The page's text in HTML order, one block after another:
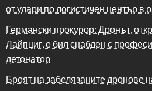
от удари по логистичен център в
Германски прокурор: Дронът,
Лайпциг, е бил снабден с
детонатор
Броят на забелязаните дронове